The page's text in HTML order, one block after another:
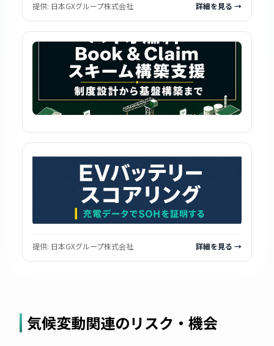
提供: 日本GXグループ株式会社 詳細を見る →
提供: 日本GXグループ株式会社 詳細を見る →
気候変動関連のリスク・機会